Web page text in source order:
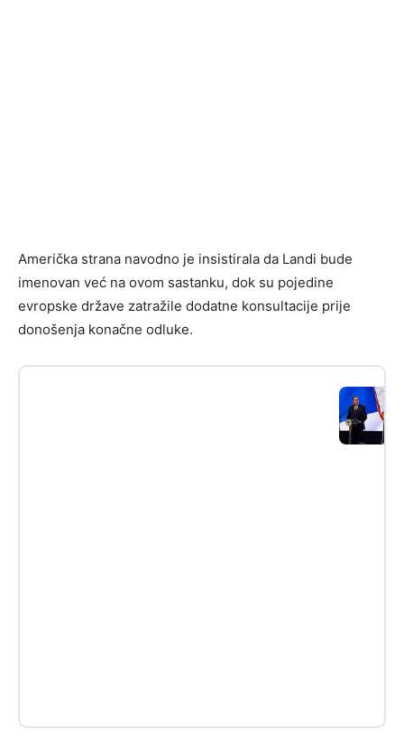
Američka strana navodno je insistirala da Landi bude
imenovan već na ovom sastanku, dok su pojedine
evropske države zatražile dodatne konsultacije prije
donošenja konačne odluke.